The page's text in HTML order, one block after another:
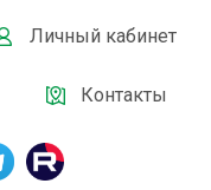
Личный кабинет
Контакты